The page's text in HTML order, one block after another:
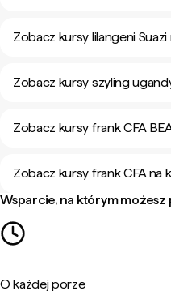
Zobacz kursy lilangeni
Zobacz kursy szyling
Zobacz kursy frank CFA
Zobacz kursy frank CFA na
Wsparcie, na którym możesz
O każdej porze